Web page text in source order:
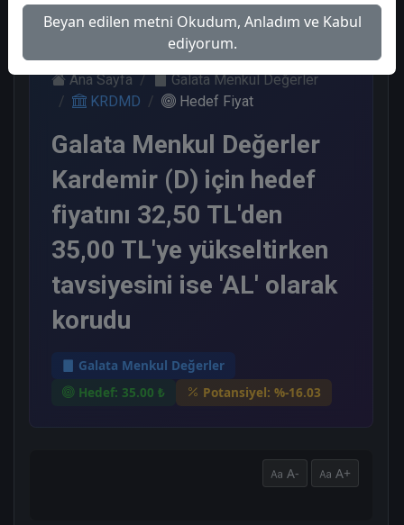
Salı, 07 Kasım 2023
Ana Sayfa
Galata Menkul Değerler
KRDMD
Hedef Fiyat
Galata Menkul Değerler
Kardemir (D) için hedef
fiyatını 32,50 TL'den
35,00 TL'ye yükseltirken
tavsiyesini ise 'AL' olarak
korudu
Galata Menkul Değerler
Hedef: 35.00 ₺
Potansiyel: %-16.03
A- A+
Beyan edilen metni Okudum, Anladım ve Kabul
ediyorum.